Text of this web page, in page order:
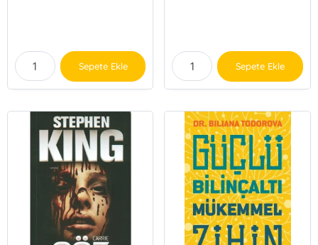
Sepete Ekle Sepete Ekle